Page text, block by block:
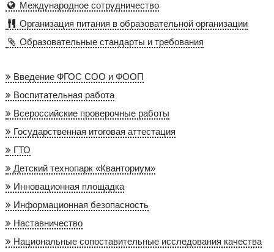
Международное сотрудничество
Организация питания в образовательной организации
Образовательные стандарты и требования
Введение ФГОС СОО и ФООП
Воспитательная работа
Всероссийские проверочные работы
Государственная итоговая аттестация
ГТО
Детский технопарк «Кванториум»
Инновационная площадка
Информационная безопасность
Наставничество
Национальные сопоставительные исследования качества